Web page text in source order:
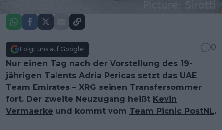
Folgt uns auf Google!
0
Nur einen Tag nach der Vorstellung des 19-
jährigen Talents Adria Pericas setzt das UAE
Team Emirates – XRG seinen Transfersommer
fort. Der zweite Neuzugang heißt Kevin
Vermaerke und kommt vom Team Picnic PostNL.